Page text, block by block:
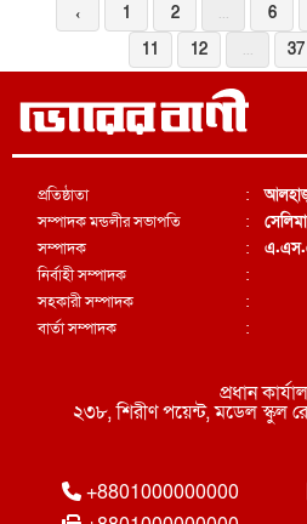
‹ 1 2 ... 6
11
12 ... 37
প্রতিষ্ঠাতা
সম্পাদক মন্ডলীর সভাপতি
সম্পাদক
নির্বাহী সম্পাদক
সহকারী সম্পাদক
বার্তা সম্পাদক
:
:
:
:
:
:
প্রধান
২৩৮, শিরীণ পয়েন্ট, মডেল স্কুল
+8801000000000